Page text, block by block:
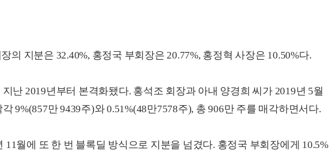
의 지분은 32.40%, 홍정국 부회장은 20.77%, 홍정혁 사장은 10.50%다.
난 2019년부터 본격화됐다. 홍석조 회장과 아내 양경희 씨가 2019년 5월
9%(857만 9439주)와 0.51%(48만7578주), 총 906만 주를 매각하면서다.
11월에 또 한 번 블록딜 방식으로 지분을 넘겼다. 홍정국 부회장에게 10.5%